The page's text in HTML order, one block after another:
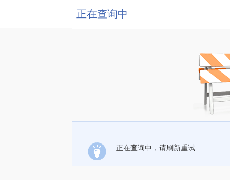
正在查询中
正在查询中，请刷新重试